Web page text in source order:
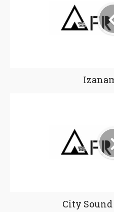
City